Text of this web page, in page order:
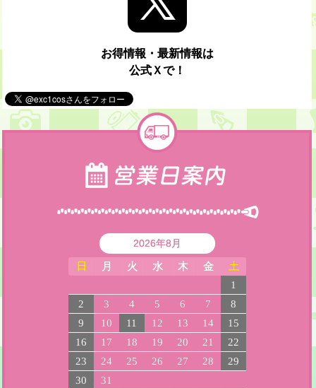
お得情報・最新情報は
公式Ｘで！
2026年8月
日 月 火 水 木 金 土
1
2
3 4 5 6 7
8
9
10 11 12 13 14
15
16
17 18 19 20 21
22
23
24 25 26 27 28
29
30
31